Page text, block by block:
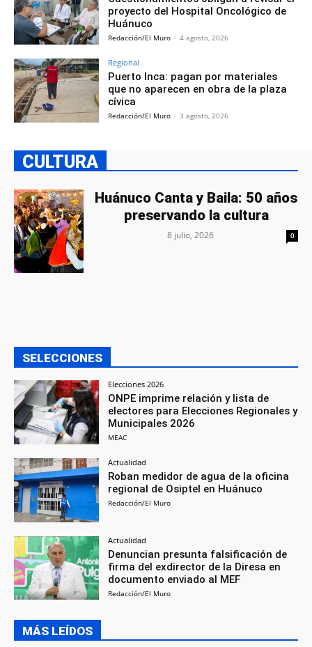
proyecto del Hospital Oncológico de
Huánuco
Redacción/El Muro - 4 agosto, 2026
Regional
Puerto Inca: pagan por materiales
que no aparecen en obra de la plaza
cívica
Redacción/El Muro - 3 agosto, 2026
CULTURA
Huánuco Canta y Baila: 50 años
preservando la cultura
8 julio, 2026 0
SELECCIONES
Elecciones 2026
ONPE imprime relación y lista de
electores para Elecciones Regionales y
Municipales 2026
MEAC
Actualidad
Roban medidor de agua de la oficina
regional de Osiptel en Huánuco
Redacción/El Muro
Actualidad
Denuncian presunta falsificación de
firma del exdirector de la Diresa en
documento enviado al MEF
Redacción/El Muro
MÁS LEÍDOS